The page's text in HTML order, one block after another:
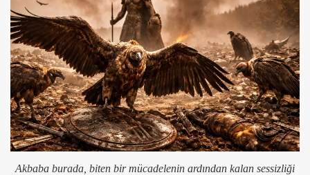
Akbaba burada, biten bir mücadelenin ardından kalan sessizliği